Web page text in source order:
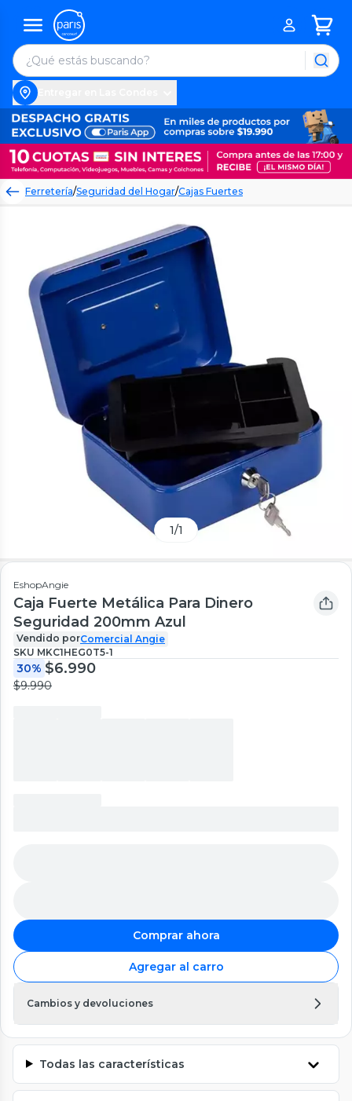
Ferretería/Seguridad del Hogar/Cajas Fuertes
1/1
EshopAngie
Caja Fuerte Metálica Para Dinero
Seguridad 200mm Azul
Vendido porComercial Angie
SKU MKC1HEG0T5-1
30% $6.990
$9.990
Comprar ahora
Agregar al carro
Cambios y devoluciones
Todas las características